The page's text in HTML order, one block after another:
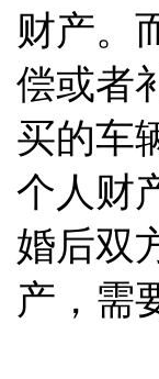
财产。
偿或者
买的车
个人财
婚后双
产，需